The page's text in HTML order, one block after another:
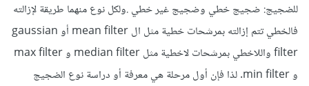
للضجيج: ضجيج خطي وضجيج غير خطي .ولكل نوع منهما طريقة لإزالته
فالخطي تتم إزالته بمرشحات خطية مثل ال mean filter أو gaussian
filter واللاخطي بمرشحات لاخطية مثل median filter و max filter
و min filter. لذا فإن أول مرحلة هي معرفة أو دراسة نوع الضجيج